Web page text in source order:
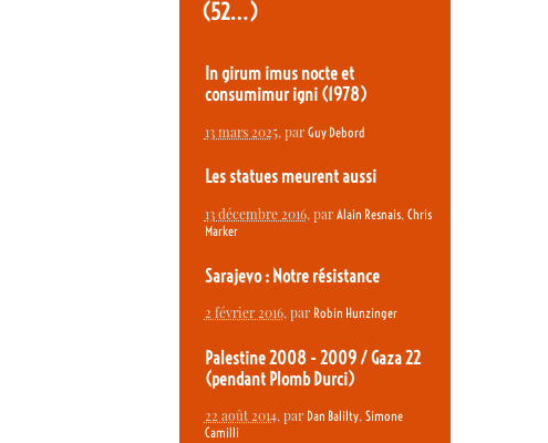
(52…)
In girum imus nocte et
consumimur igni (1978)
13 mars 2025, par Guy Debord
Les statues meurent aussi
13 décembre 2016, par Alain Resnais, Chris
Marker
Sarajevo : Notre résistance
2 février 2016, par Robin Hunzinger
Palestine 2008 - 2009 / Gaza 22
(pendant Plomb Durci)
22 août 2014, par Dan Balilty, Simone
Camilli